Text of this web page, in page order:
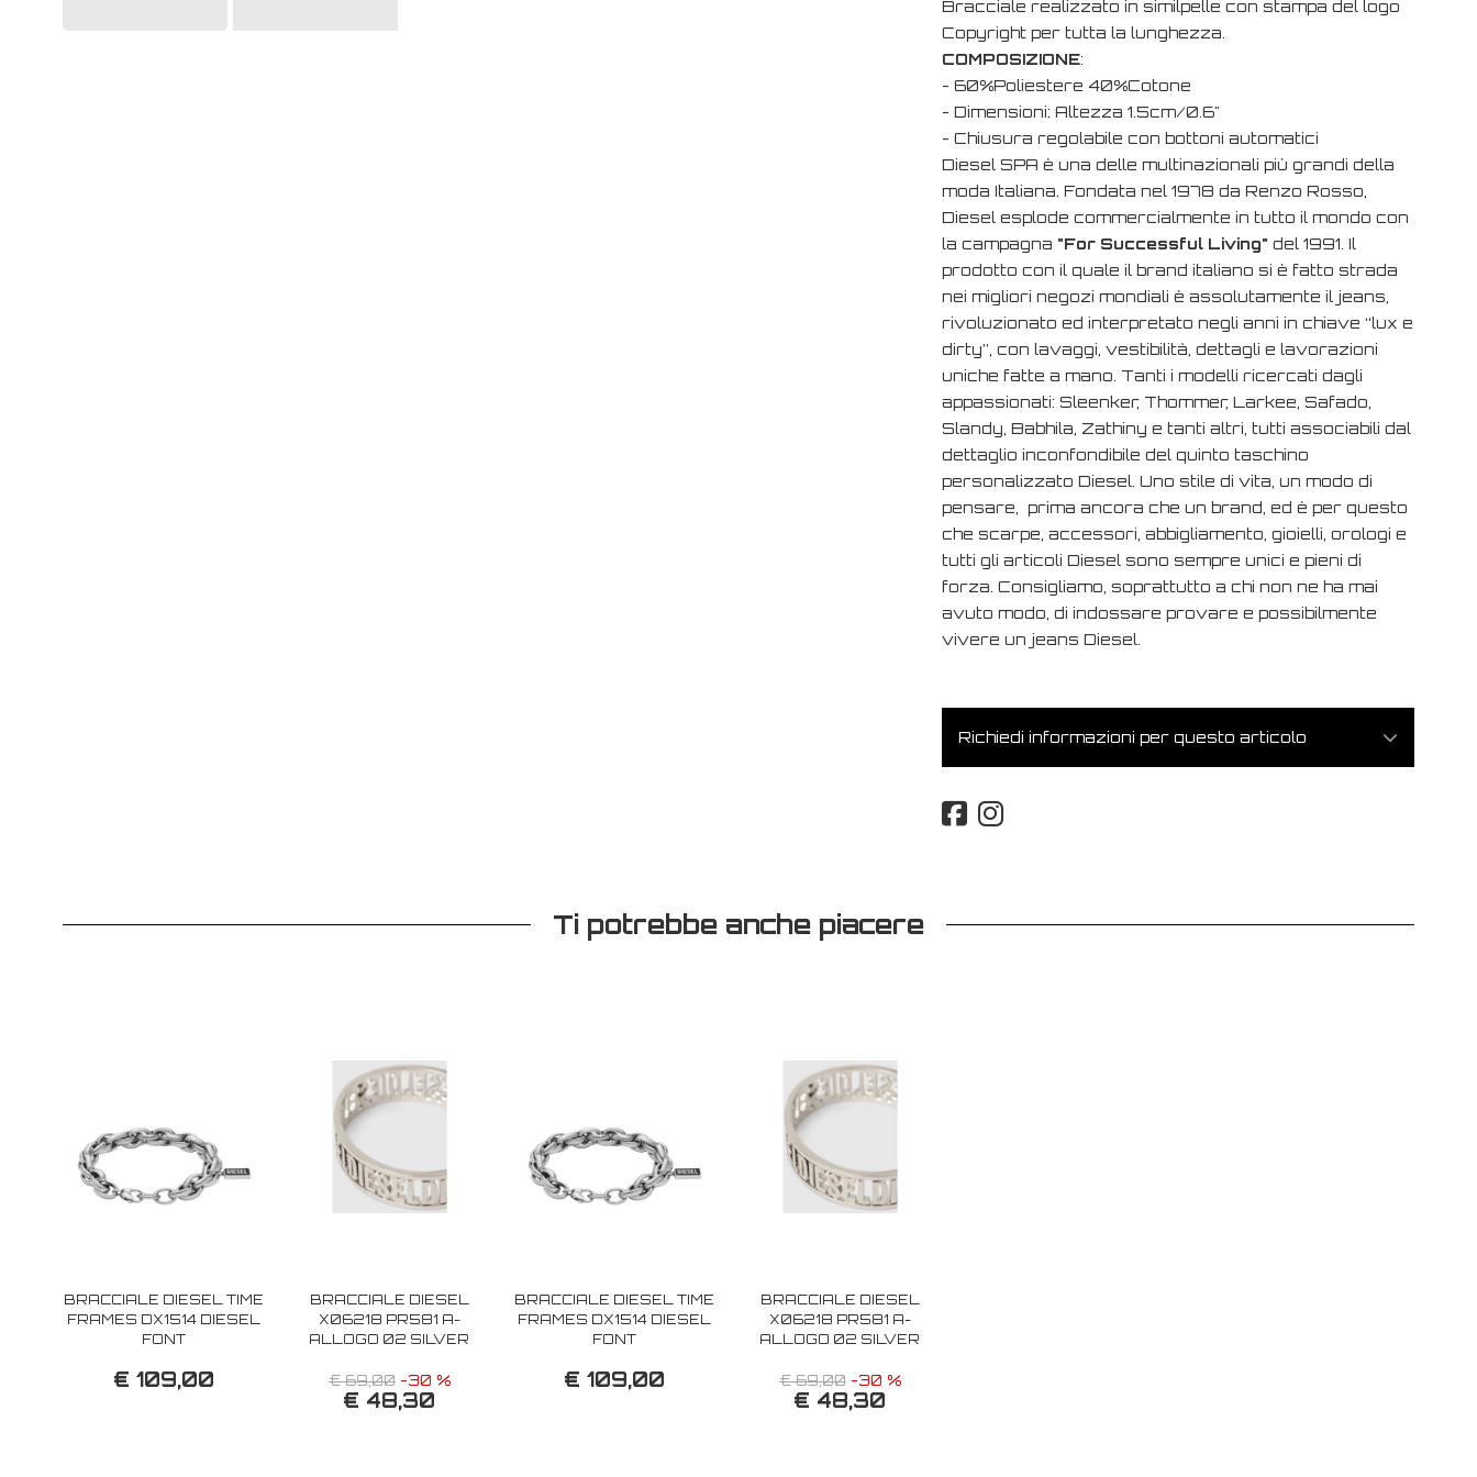
Bracciale realizzato in similpelle con stampa del logo
Copyright per tutta la lunghezza.
COMPOSIZIONE:
- 60%Poliestere 40%Cotone
- Dimensioni: Altezza 1.5cm/0.6"
- Chiusura regolabile con bottoni automatici
Diesel SPA è una delle multinazionali più grandi della
moda Italiana. Fondata nel 1978 da Renzo Rosso,
Diesel esplode commercialmente in tutto il mondo con
la campagna "For Successful Living" del 1991. Il
prodotto con il quale il brand italiano si è fatto strada
nei migliori negozi mondiali è assolutamente il jeans,
rivoluzionato ed interpretato negli anni in chiave “lux e
dirty”, con lavaggi, vestibilità, dettagli e lavorazioni
uniche fatte a mano. Tanti i modelli ricercati dagli
appassionati: Sleenker, Thommer, Larkee, Safado,
Slandy, Babhila, Zathiny e tanti altri, tutti associabili dal
dettaglio inconfondibile del quinto taschino
personalizzato Diesel. Uno stile di vita, un modo di
pensare, prima ancora che un brand, ed è per questo
che scarpe, accessori, abbigliamento, gioielli, orologi e
tutti gli articoli Diesel sono sempre unici e pieni di
forza. Consigliamo, soprattutto a chi non ne ha mai
avuto modo, di indossare provare e possibilmente
vivere un jeans Diesel.
Richiedi informazioni per questo articolo
Ti potrebbe anche piacere
BRACCIALE DIESEL TIME
FRAMES DX1514 DIESEL
FONT
€ 109,00
BRACCIALE DIESEL
X06218 PR581 A-
ALLOGO 02 SILVER
€ 69,00-30 %
€ 48,30
BRACCIALE DIESEL TIME
FRAMES DX1514 DIESEL
FONT
€ 109,00
BRACCIALE DIESEL
X06218 PR581 A-
ALLOGO 02 SILVER
€ 69,00-30 %
€ 48,30